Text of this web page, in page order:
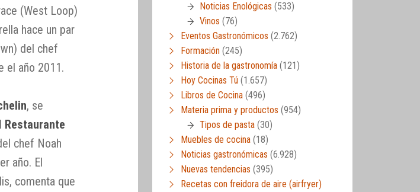
(West Loop)
hace un par
del chef
el año 2011.
, se
Restaurante
chef Noah
año. El
comenta que
Noticias Enológicas (533)
Vinos (76)
Eventos Gastronómicos (2.762)
Formación (245)
Historia de la gastronomía (121)
Hoy Cocinas Tú (1.657)
Libros de Cocina (496)
Materia prima y productos (954)
Tipos de pasta (30)
Muebles de cocina (18)
Noticias gastronómicas (6.928)
Nuevas tendencias (395)
Recetas con freidora de aire (airfryer)